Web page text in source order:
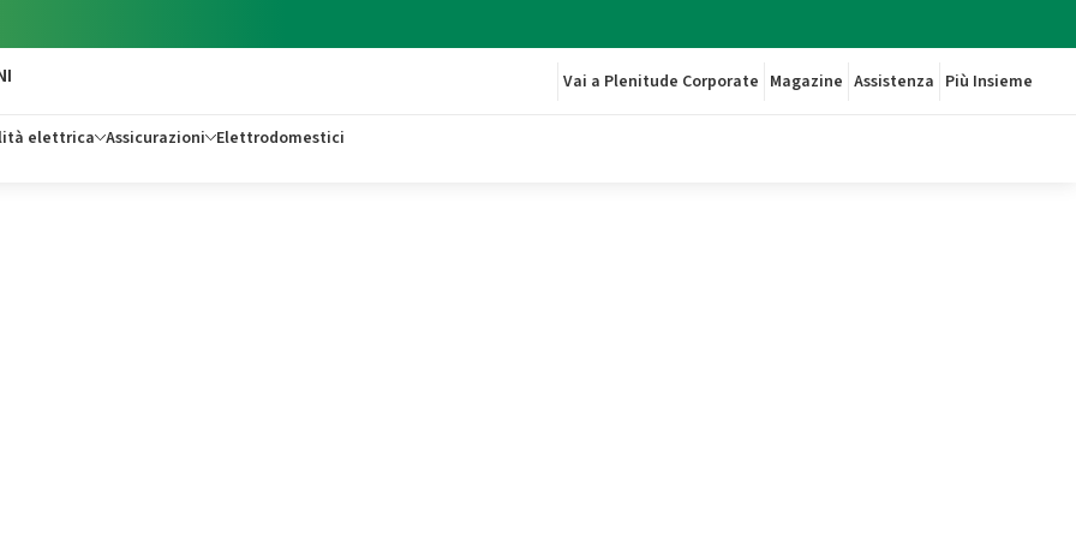
elettrica Assicurazioni Elettrodomestici
Vai a Plenitude Corporate Magazine Assistenza Più Insieme